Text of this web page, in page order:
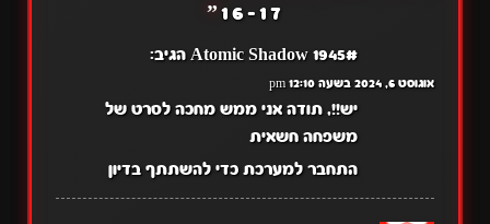
16-17
”
Atomic Shadow 1945# הגיב:
אוגוסט 6, 2024 בשעה 12:10 pm
יש!!, תודה אני ממש מחכה לסרט של
משפחה חשאית
התחבר למערכת כדי להשתתף בדיון